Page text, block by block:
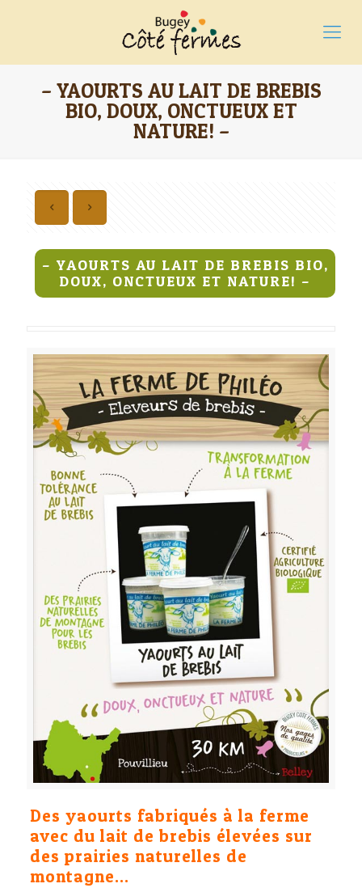
– YAOURTS AU LAIT DE BREBIS
BIO, DOUX, ONCTUEUX ET
NATURE! –
– YAOURTS AU LAIT DE BREBIS BIO,
DOUX, ONCTUEUX ET NATURE! –
Des yaourts fabriqués à la ferme
avec du lait de brebis élevées sur
des prairies naturelles de
montagne…